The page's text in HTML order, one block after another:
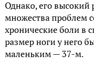
Однако, его высокий
множества проблем
хронические боли в
размер ноги у него
маленьким — 37-м.